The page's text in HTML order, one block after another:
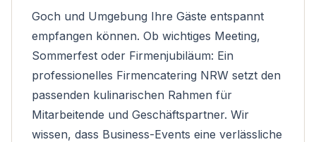
Goch und Umgebung Ihre Gäste entspannt
empfangen können. Ob wichtiges Meeting,
Sommerfest oder Firmenjubiläum: Ein
professionelles Firmencatering NRW setzt den
passenden kulinarischen Rahmen für
Mitarbeitende und Geschäftspartner. Wir
wissen, dass Business-Events eine verlässliche